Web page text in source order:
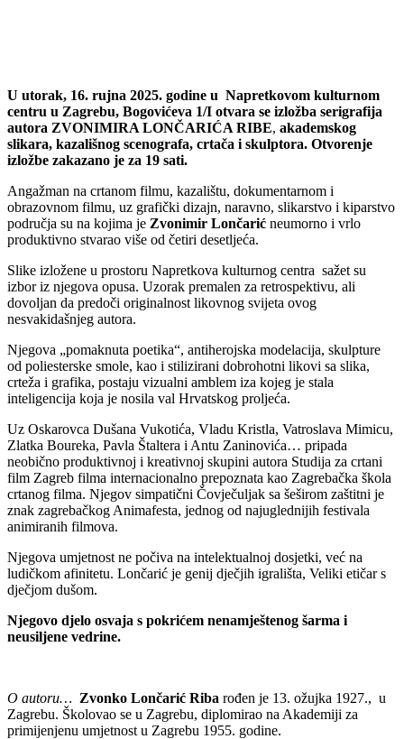
U utorak, 16. rujna 2025. godine u Napretkovom kulturnom
centru u Zagrebu, Bogovićeva 1/I otvara se izložba serigrafija
autora ZVONIMIRA LONČARIĆA RIBE, akademskog
slikara, kazališnog scenografa, crtača i skulptora. Otvorenje
izložbe zakazano je za 19 sati.
Angažman na crtanom filmu, kazalištu, dokumentarnom i
obrazovnom filmu, uz grafički dizajn, naravno, slikarstvo i kiparstvo
područja su na kojima je Zvonimir Lončarić neumorno i vrlo
produktivno stvarao više od četiri desetljeća.
Slike izložene u prostoru Napretkova kulturnog centra sažet su
izbor iz njegova opusa. Uzorak premalen za retrospektivu, ali
dovoljan da predoči originalnost likovnog svijeta ovog
nesvakidašnjeg autora.
Njegova „pomaknuta poetika“, antiherojska modelacija, skulpture
od poliesterske smole, kao i stilizirani dobrohotni likovi sa slika,
crteža i grafika, postaju vizualni amblem iza kojeg je stala
inteligencija koja je nosila val Hrvatskog proljeća.
Uz Oskarovca Dušana Vukotića, Vladu Kristla, Vatroslava Mimicu,
Zlatka Boureka, Pavla Štaltera i Antu Zaninovića… pripada
neobično produktivnoj i kreativnoj skupini autora Studija za crtani
film Zagreb filma internacionalno prepoznata kao Zagrebačka škola
crtanog filma. Njegov simpatični Čovječuljak sa šeširom zaštitni je
znak zagrebačkog Animafesta, jednog od najuglednijih festivala
animiranih filmova.
Njegova umjetnost ne počiva na intelektualnoj dosjetki, već na
ludičkom afinitetu. Lončarić je genij dječjih igrališta, Veliki etičar s
dječjom dušom.
Njegovo djelo osvaja s pokrićem nenamještenog šarma i
neusiljene vedrine.
O autoru… Zvonko Lončarić Riba rođen je 13. ožujka 1927., u
Zagrebu. Školovao se u Zagrebu, diplomirao na Akademiji za
primijenjenu umjetnost u Zagrebu 1955. godine.